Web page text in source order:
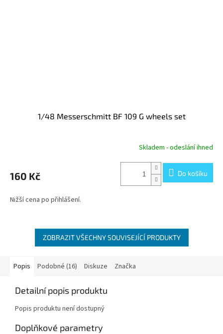
1/48 Messerschmitt BF 109 G wheels set
Skladem - odeslání ihned
160 Kč Do košíku
Nižší cena po přihlášení.
ZOBRAZIT VŠECHNY SOUVISEJÍCÍ PRODUKTY
Popis Podobné (16) Diskuze Značka
Detailní popis produktu
Popis produktu není dostupný
Doplňkové parametry